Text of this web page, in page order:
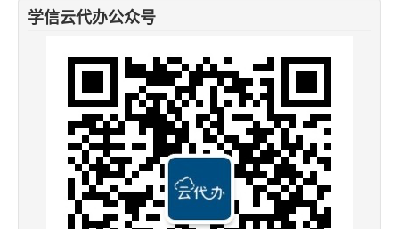
学信云代办公众号